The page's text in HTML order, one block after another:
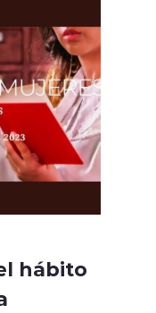
hábito